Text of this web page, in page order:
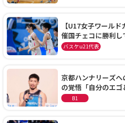
【U17女子ワール
催国チェコに勝利
通過！準々決勝の
バスケu21代表
京都ハンナリーズ
の覚悟「自分のエ
に、京都に来たわけ
B1